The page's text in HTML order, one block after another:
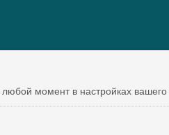
момент в настройках вашего